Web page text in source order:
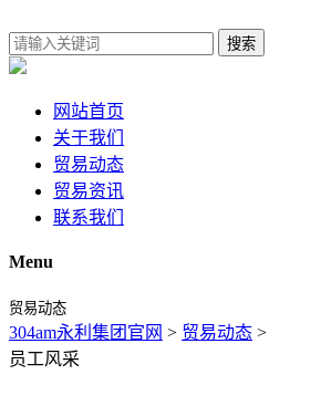
搜索
网站首页
关于我们
贸易动态
贸易资讯
联系我们
Menu
贸易动态
304am永利集团官网 > 贸易动态 >
员工风采